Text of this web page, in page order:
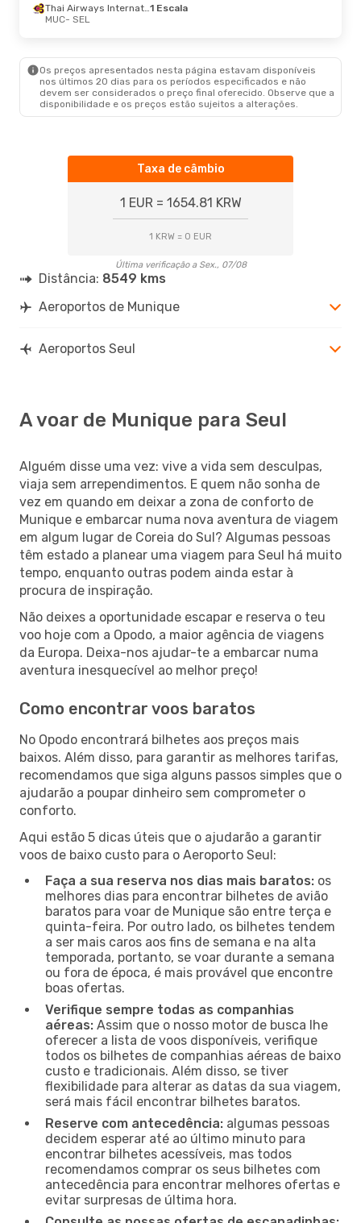
Thai Airways International1 Escala
MUC- SEL
Os preços apresentados nesta página estavam disponíveis
nos últimos 20 dias para os períodos especificados e não
devem ser considerados o preço final oferecido. Observe que a
disponibilidade e os preços estão sujeitos a alterações.
Taxa de câmbio
1 EUR = 1654.81 KRW
1 KRW = 0 EUR
Última verificação a Sex., 07/08
Distância: 8549 kms
Aeroportos de Munique
Aeroportos Seul
A voar de Munique para Seul
Alguém disse uma vez: vive a vida sem desculpas,
viaja sem arrependimentos. E quem não sonha de
vez em quando em deixar a zona de conforto de
Munique e embarcar numa nova aventura de viagem
em algum lugar de Coreia do Sul? Algumas pessoas
têm estado a planear uma viagem para Seul há muito
tempo, enquanto outras podem ainda estar à
procura de inspiração.
Não deixes a oportunidade escapar e reserva o teu
voo hoje com a Opodo, a maior agência de viagens
da Europa. Deixa-nos ajudar-te a embarcar numa
aventura inesquecível ao melhor preço!
Como encontrar voos baratos
No Opodo encontrará bilhetes aos preços mais
baixos. Além disso, para garantir as melhores tarifas,
recomendamos que siga alguns passos simples que o
ajudarão a poupar dinheiro sem comprometer o
conforto.
Aqui estão 5 dicas úteis que o ajudarão a garantir
voos de baixo custo para o Aeroporto Seul:
Faça a sua reserva nos dias mais baratos: os
melhores dias para encontrar bilhetes de avião
baratos para voar de Munique são entre terça e
quinta-feira. Por outro lado, os bilhetes tendem
a ser mais caros aos fins de semana e na alta
temporada, portanto, se voar durante a semana
ou fora de época, é mais provável que encontre
boas ofertas.
Verifique sempre todas as companhias
aéreas: Assim que o nosso motor de busca lhe
oferecer a lista de voos disponíveis, verifique
todos os bilhetes de companhias aéreas de baixo
custo e tradicionais. Além disso, se tiver
flexibilidade para alterar as datas da sua viagem,
será mais fácil encontrar bilhetes baratos.
Reserve com antecedência: algumas pessoas
decidem esperar até ao último minuto para
encontrar bilhetes acessíveis, mas todos
recomendamos comprar os seus bilhetes com
antecedência para encontrar melhores ofertas e
evitar surpresas de última hora.